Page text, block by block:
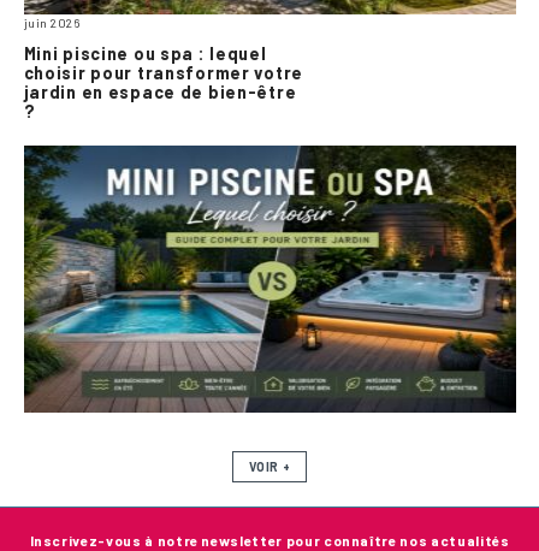
juin 2026
Mini piscine ou spa : lequel
choisir pour transformer votre
jardin en espace de bien-être
?
VOIR +
Inscrivez-vous à notre newsletter pour connaître nos actualités